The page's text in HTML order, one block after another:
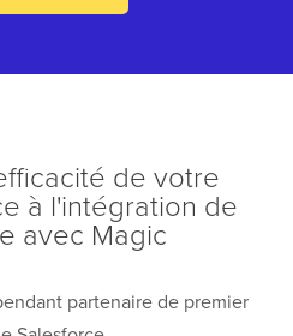
de votre
à l'intégration de
avec Magic
partenaire de premier